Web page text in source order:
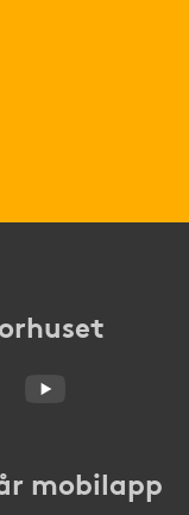
mobilapp